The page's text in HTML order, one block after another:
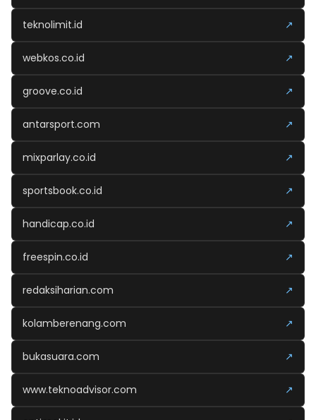
teknolimit.id ↗
webkos.co.id ↗
groove.co.id ↗
antarsport.com ↗
mixparlay.co.id ↗
sportsbook.co.id ↗
handicap.co.id ↗
freespin.co.id ↗
redaksiharian.com ↗
kolamberenang.com ↗
bukasuara.com ↗
www.teknoadvisor.com ↗